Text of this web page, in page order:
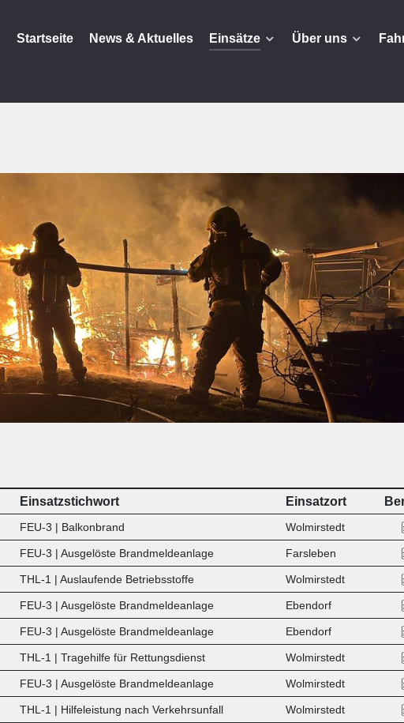
Startseite News & Aktuelles Einsätze Über uns
Einsatzstichwort Einsatzort
FEU-3 | Balkonbrand Wolmirstedt
FEU-3 | Ausgelöste Brandmeldeanlage Farsleben
THL-1 | Auslaufende Betriebsstoffe Wolmirstedt
FEU-3 | Ausgelöste Brandmeldeanlage Ebendorf
FEU-3 | Ausgelöste Brandmeldeanlage Ebendorf
THL-1 | Tragehilfe für Rettungsdienst Wolmirstedt
FEU-3 | Ausgelöste Brandmeldeanlage Wolmirstedt
THL-1 | Hilfeleistung nach Verkehrsunfall Wolmirstedt